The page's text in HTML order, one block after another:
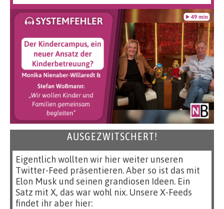
AUSGEZWITSCHERT!
Eigentlich wollten wir hier weiter unseren
Twitter-Feed präsentieren. Aber so ist das mit
Elon Musk und seinen grandiosen Ideen. Ein
Satz mit X, das war wohl nix. Unsere X-Feeds
findet ihr aber hier: